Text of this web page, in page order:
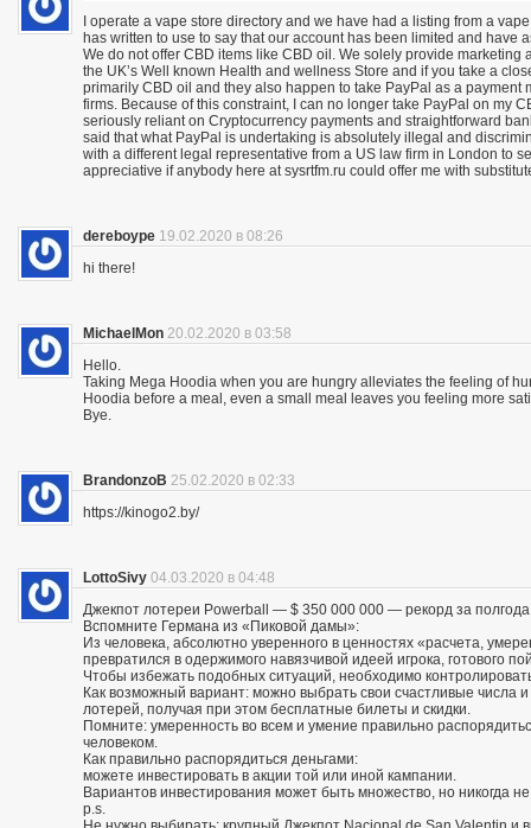
I operate a vape store directory and we have had a listing from a
has written to use to say that our account has been limited and
We do not offer CBD items like CBD oil. We solely provide
the UK’s Well known Health and wellness Store and if you take a
primarily CBD oil and they also happen to take PayPal as a
firms. Because of this constraint, I can no longer take PayPal on my
seriously reliant on Cryptocurrency payments and straightforward
said that what PayPal is undertaking is absolutely illegal and
with a different legal representative from a US law firm in London to
appreciative if anybody here at sysrtfm.ru could offer me with
dereboype 19.02.2020 в 08:26
hi there!
MichaelMon 20.02.2020 в 03:58
Hello.
Taking Mega Hoodia when you are hungry alleviates the feeling of
Hoodia before a meal, even a small meal leaves you feeling more
Bye.
BrandonzoB 25.02.2020 в 02:33
https://kinogo2.by/
LottoSivy 04.03.2020 в 04:48
Джекпот лотереи Powerball — $ 350 000 000 — рекорд за
Вспомните Германа из «Пиковой дамы»:
Из человека, абсолютно уверенного в ценностях «расчета,
превратился в одержимого навязчивой идеей игрока, готового
Чтобы избежать подобных ситуаций, необходимо
Как возможный вариант: можно выбрать свои счастливые
лотерей, получая при этом бесплатные билеты и скидки.
Помните: умеренность во всем и умение правильно
человеком.
Как правильно распорядиться деньгами:
можете инвестировать в акции той или иной кампании.
Вариантов инвестирования может быть множество, но никогда
p.s.